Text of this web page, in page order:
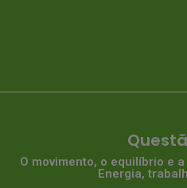
O movimento, o equilíbrio e
Energia,